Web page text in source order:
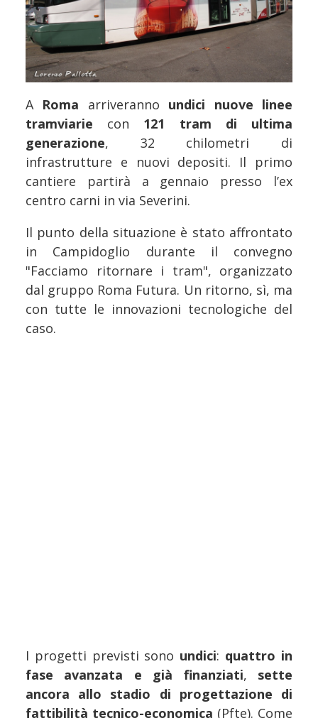
A Roma arriveranno undici nuove linee
tramviarie con 121 tram di ultima
generazione, 32 chilometri di
infrastrutture e nuovi depositi. Il primo
cantiere partirà a gennaio presso l’ex
centro carni in via Severini.
Il punto della situazione è stato affrontato
in Campidoglio durante il convegno
"Facciamo ritornare i tram", organizzato
dal gruppo Roma Futura. Un ritorno, sì, ma
con tutte le innovazioni tecnologiche del
caso.
I progetti previsti sono undici: quattro in
fase avanzata e già finanziati, sette
ancora allo stadio di progettazione di
fattibilità tecnico-economica (Pfte). Come